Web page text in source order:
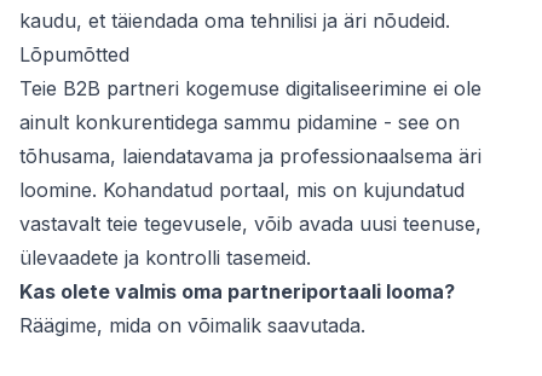
kaudu, et täiendada oma tehnilisi ja äri nõudeid.
Lõpumõtted
Teie B2B partneri kogemuse digitaliseerimine ei ole
ainult konkurentidega sammu pidamine - see on
tõhusama, laiendatavama ja professionaalsema äri
loomine. Kohandatud portaal, mis on kujundatud
vastavalt teie tegevusele, võib avada uusi teenuse,
ülevaadete ja kontrolli tasemeid.
Kas olete valmis oma partneriportaali looma?
Räägime, mida on võimalik saavutada.